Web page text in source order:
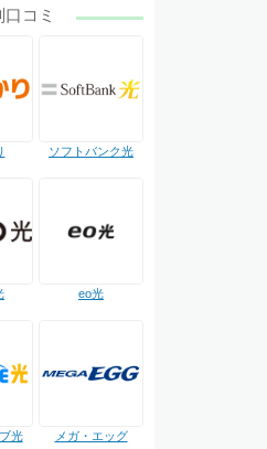
コミ
ソフトバンク光
eo光
光 メガ・エッグ